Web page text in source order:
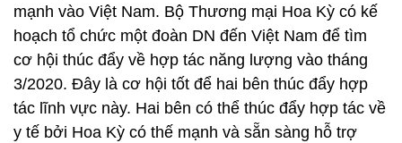
mạnh vào Việt Nam. Bộ Thương mại Hoa Kỳ có kế
hoạch tổ chức một đoàn DN đến Việt Nam để tìm
cơ hội thúc đẩy về hợp tác năng lượng vào tháng
3/2020. Đây là cơ hội tốt để hai bên thúc đẩy hợp
tác lĩnh vực này. Hai bên có thể thúc đẩy hợp tác về
y tế bởi Hoa Kỳ có thế mạnh và sẵn sàng hỗ trợ